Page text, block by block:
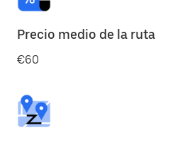
Precio medio de la ruta
€60